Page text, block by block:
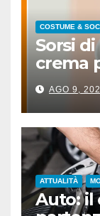
COSTUME &
Sorsi
crema
AGO 9,
ATTUALITÀ
Auto: il